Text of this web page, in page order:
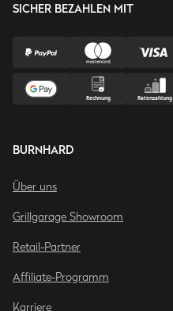
SICHER BEZAHLEN MIT
BURNHARD
Über uns
Grillgarage Showroom
Retail-Partner
Affiliate-Programm
Karriere